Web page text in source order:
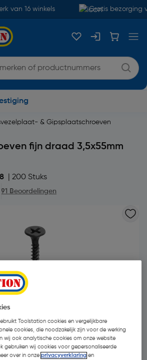
van 16 winkels Gratis bezorging
& Gipsplaatschroeven
fijn draad 3,5x55mm
| 200 Stuks
91 Beoordelingen
Toolstation cookies en vergelijkbare
cookies, die noodzakelijk zijn voor de werking
wij ook analytische cookies om onze website
gebruiken wij cookies voor gepersonaliseerde
over in onzeprivacyverklaring en